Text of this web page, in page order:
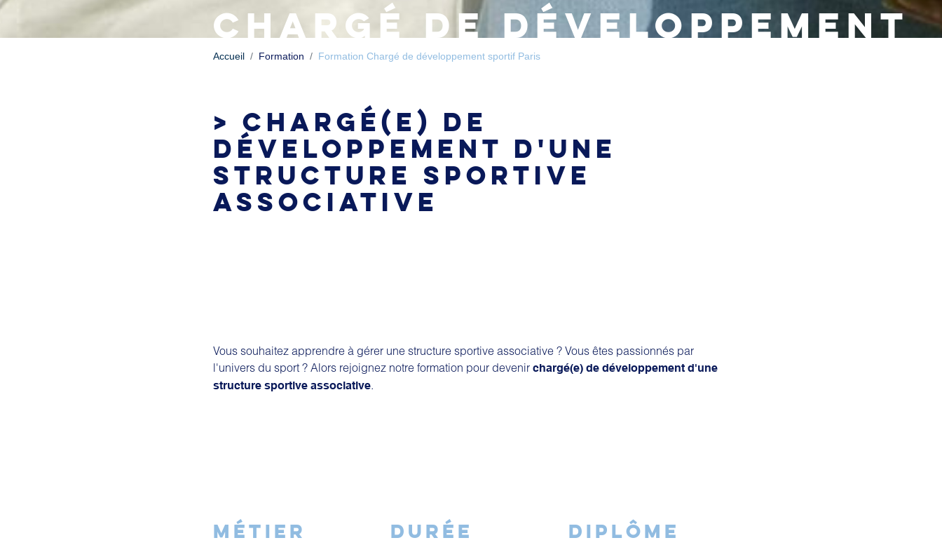
CHARGÉ DE DÉVELOPPEMENT
Accueil Formation Formation Chargé de développement sportif Paris
> CHARGÉ(E) DE
DÉVELOPPEMENT D'UNE
STRUCTURE SPORTIVE
ASSOCIATIVE
Vous souhaitez apprendre à gérer une structure sportive associative ? Vous êtes passionnés par
l'univers du sport ? Alors rejoignez notre formation pour devenir chargé(e) de développement d'une
structure sportive associative.
MÉTIER DURÉE DIPLÔME